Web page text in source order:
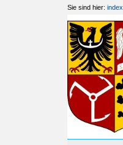
Sie sind hier: index